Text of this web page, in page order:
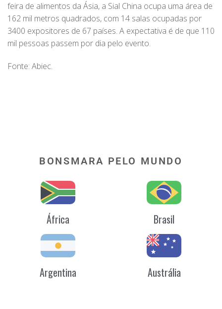
feira de alimentos da Ásia, a Sial China ocupa uma área de
162 mil metros quadrados, com 14 salas ocupadas por
3400 expositores de 67 países. A expectativa é de que 110
mil pessoas passem por dia pelo evento.
Fonte: Abiec.
BONSMARA PELO MUNDO
África Brasil
Argentina Austrália